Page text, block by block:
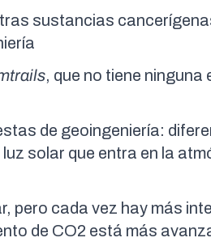
sustancias
, que no tiene ninguna
de geoingeniería:
solar que entra en la
pero cada vez hay más
de CO2 está más